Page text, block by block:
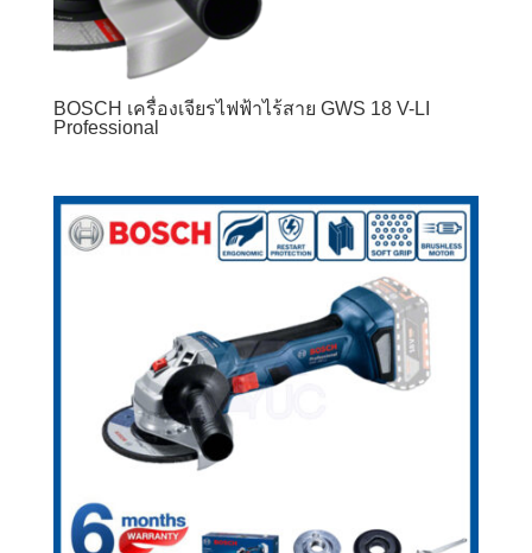
BOSCH เครื่องเจียรไฟฟ้าไร้สาย GWS 18 V-LI
Professional